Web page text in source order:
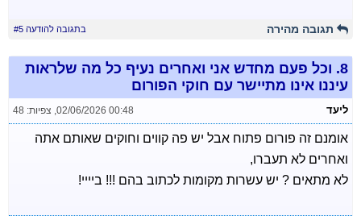
תגובה מהירה בתגובה להודעה #5
8. וכל פעם מחדש אני ואחרים נעיף כל מה שלראות
עיננו אינו מתיישר עם חוקי הפורום
ליעד 02/06/2026 00:48
, צפיות: 48
אומנם זה פורום פתוח אבל יש פה קווים וחוקים שאותם אתה
ואחרים לא תעברו,
לא מתאים ? יש עשרות מקומות לכתוב בהם !!! ביייי!